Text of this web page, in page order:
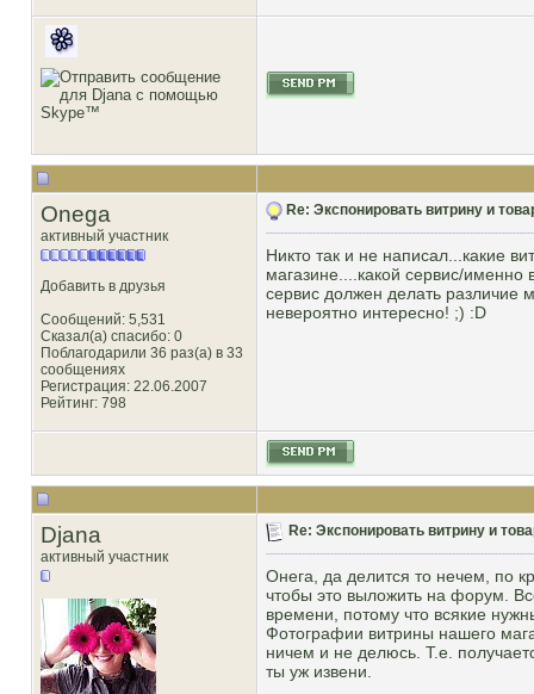
Onega
активный участник
Добавить в друзья
Сообщений: 5,531
Сказал(а) спасибо: 0
Поблагодарили 36 раз(а) в 33
сообщениях
Регистрация: 22.06.2007
Рейтинг: 798
Re: Экспонировать витрину и
Никто так и не написал...какие
магазине....какой сервис/именно
сервис должен делать различие
невероятно интересно! ;) :D
Djana
активный участник
Re: Экспонировать витрину и
Онега, да делится то нечем, по
чтобы это выложить на форум.
времени, потому что всякие
Фотографии витрины нашего
ничем и не делюсь. Т.е.
ты уж извени.